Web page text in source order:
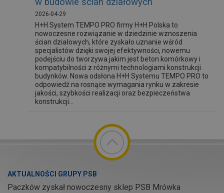
2026-04-29
H+H System TEMPO PRO firmy H+H Polska to
nowoczesne rozwiązanie w dziedzinie wznoszenia
ścian działowych, które zyskało uznanie wśród
specjalistów dzięki swojej efektywności, nowemu
podejściu do tworzywa jakim jest beton komórkowy i
kompatybilności z różnymi technologiami konstrukcji
budynków. Nowa odsłona H+H Systemu TEMPO PRO to
odpowiedź na rosnące wymagania rynku w zakresie
jakości, szybkości realizacji oraz bezpieczeństwa
konstrukcji...
AKTUALNOŚCI GRUPY PSB
Paczków zyskał nowoczesny sklep PSB Mrówka